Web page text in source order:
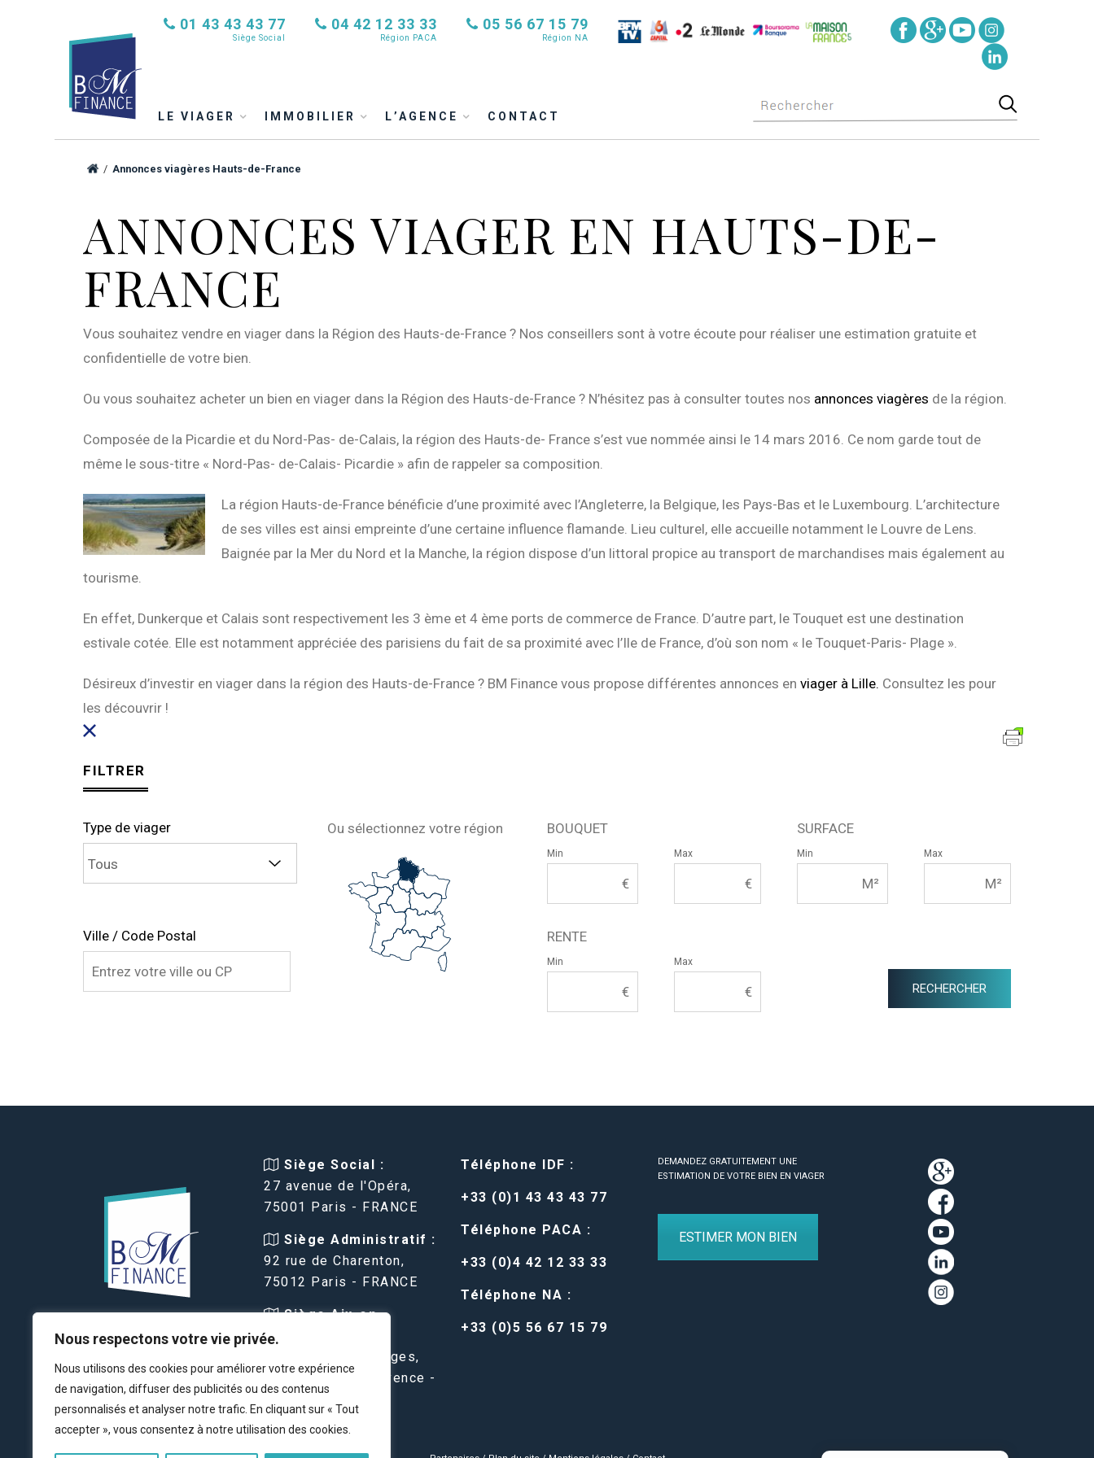
Nous respectons votre vie privée.
Nous utilisons des cookies pour améliorer votre expérience
de navigation, diffuser des publicités ou des contenus
personnalisés et analyser notre trafic. En cliquant sur « Tout
accepter », vous consentez à notre utilisation des cookies.
01 43 43 43 77
Siège Social
04 42 12 33 33
Région PACA
05 56 67 15 79
Région NA
LE VIAGER IMMOBILIER L’AGENCE CONTACT
/ Annonces viagères Hauts-de-France
ANNONCES VIAGER EN HAUTS-DE-
FRANCE
Vous souhaitez vendre en viager dans la Région des Hauts-de-France ? Nos conseillers sont à votre écoute pour réaliser une estimation gratuite et
confidentielle de votre bien.
Ou vous souhaitez acheter un bien en viager dans la Région des Hauts-de-France ? N’hésitez pas à consulter toutes nos annonces viagères de la région.
Composée de la Picardie et du Nord-Pas- de-Calais, la région des Hauts-de- France s’est vue nommée ainsi le 14 mars 2016. Ce nom garde tout de
même le sous-titre « Nord-Pas- de-Calais- Picardie » afin de rappeler sa composition.
La région Hauts-de-France bénéficie d’une proximité avec l’Angleterre, la Belgique, les Pays-Bas et le Luxembourg. L’architecture
de ses villes est ainsi empreinte d’une certaine influence flamande. Lieu culturel, elle accueille notamment le Louvre de Lens.
Baignée par la Mer du Nord et la Manche, la région dispose d’un littoral propice au transport de marchandises mais également au
tourisme.
En effet, Dunkerque et Calais sont respectivement les 3 ème et 4 ème ports de commerce de France. D’autre part, le Touquet est une destination
estivale cotée. Elle est notamment appréciée des parisiens du fait de sa proximité avec l’Ile de France, d’où son nom « le Touquet-Paris- Plage ».
Désireux d’investir en viager dans la région des Hauts-de-France ? BM Finance vous propose différentes annonces en viager à Lille. Consultez les pour
les découvrir !
FILTRER
Type de viager
Ville / Code Postal
Ou sélectionnez votre région BOUQUET
Min Max
RENTE
Min Max
SURFACE
Min Max
BM FINANCE
Siège Social :
27 avenue de l'Opéra,
75001 Paris - FRANCE
Siège Administratif :
92 rue de Charenton,
75012 Paris - FRANCE
Siège Aix-en-
Provence :
16 avenue des Belges,
13100 Aix-en-Provence -
Téléphone IDF :
+33 (0)1 43 43 43 77
Téléphone PACA :
+33 (0)4 42 12 33 33
Téléphone NA :
+33 (0)5 56 67 15 79
DEMANDEZ GRATUITEMENT UNE
ESTIMATION DE VOTRE BIEN EN VIAGER
ESTIMER MON BIEN